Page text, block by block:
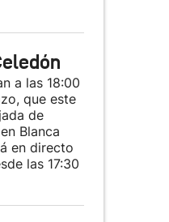
a las 18:00
que este
de
Blanca
en directo
las 17:30